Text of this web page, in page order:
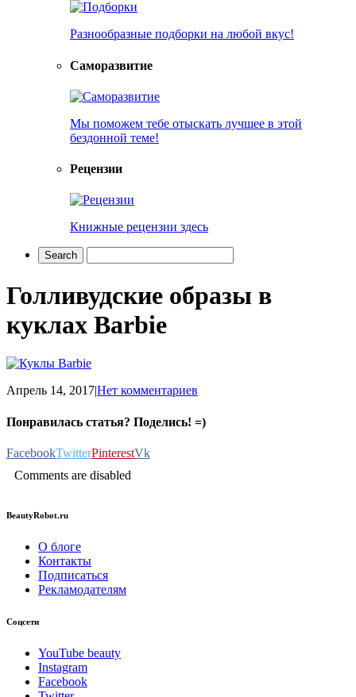
Разнообразные подборки на любой вкус!
Саморазвитие
Мы поможем тебе отыскать лучшее в этой
бездонной теме!
Рецензии
Книжные рецензии здесь
Голливудские образы в
куклах Barbie
Апрель 14, 2017|Нет комментариев
Понравилась статья? Поделись! =)
FacebookTwitterPinterestVk
Comments are disabled
BeautyRobot.ru
О блоге
Контакты
Подписаться
Рекламодателям
Соцсети
YouTube beauty
Instagram
Facebook